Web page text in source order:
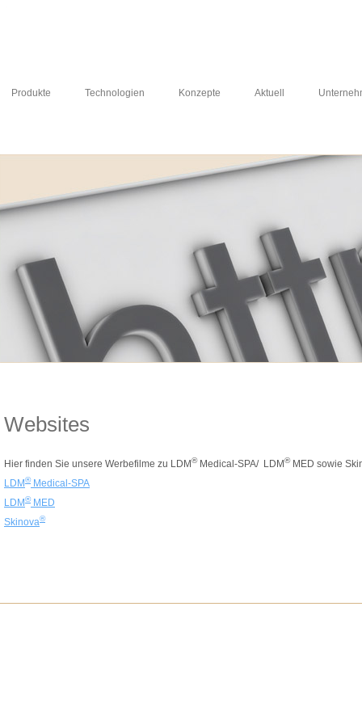
Produkte Technologien Konzepte Aktuell
Websites
Hier finden Sie unsere Werbefilme zu LDM®Medical-SPA/ LDM®MED sowie
LDM®Medical-SPA
LDM®MED
Skinova®